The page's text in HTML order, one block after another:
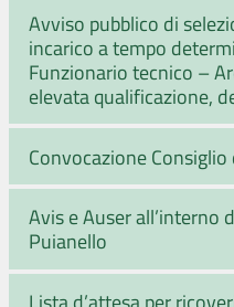
Avviso pubblico di
incarico a tempo
Funzionario tecnico –
elevata qualificazione,
Convocazione Consiglio
Avis e Auser all’interno
Puianello
Lista d’attesa per